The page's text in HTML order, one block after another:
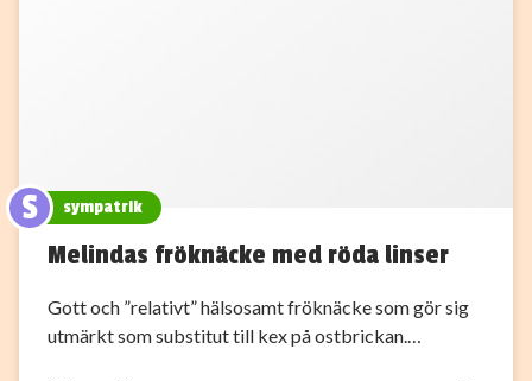
S sympatrik
Melindas fröknäcke med röda linser
Gott och ”relativt” hälsosamt fröknäcke som gör sig
utmärkt som substitut till kex på ostbrickan.…